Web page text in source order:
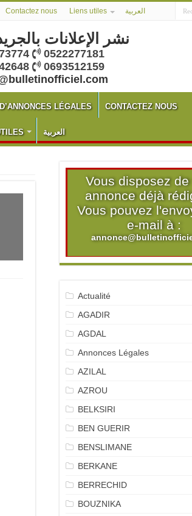
Contactez nous Liens utiles العربية
نشر الإعلانات
0522277181
0693512159
LÉGALES CONTACTEZ NOUS
العربية
Vous disposez
annonce déjà
Vous pouvez
e-mail à :
Actualité
AGADIR
AGDAL
Annonces Légales
AZILAL
AZROU
BELKSIRI
BEN GUERIR
BENSLIMANE
BERKANE
BERRECHID
BOUZNIKA